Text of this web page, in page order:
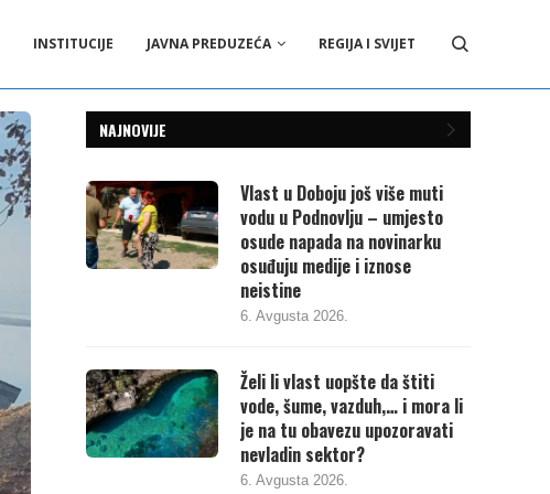
INSTITUCIJE JAVNA PREDUZEĆA REGIJA I SVIJET
NAJNOVIJE
Vlast u Doboju još više muti
vodu u Podnovlju – umjesto
osude napada na novinarku
osuđuju medije i iznose
neistine
6. Avgusta 2026.
Želi li vlast uopšte da štiti
vode, šume, vazduh,… i mora li
je na tu obavezu upozoravati
nevladin sektor?
6. Avgusta 2026.